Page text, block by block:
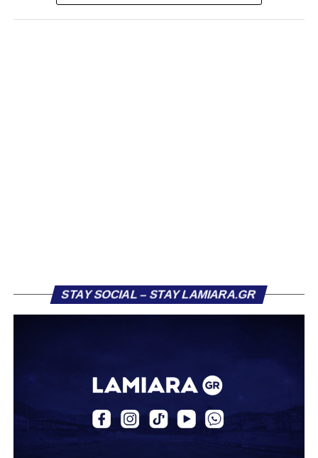
Στάγκο, οι οποίοι θα συνεχίσουν μαζί την ποδοσφαιρική
«Ο Α.Ο. Σαρωνικός Αναβύσσου ανακοινώνει την
περσινή σεζόν πραγματοποίησε γεμάτη χρονιά στη Γ’
Στο παρελθόν αγωνίστηκε στην ΑΕΚ Β’, με την οποία
κατέγραψε 10 συμμετοχές στη Super League 2, καθώς
STAY SOCIAL – STAY LAMIARA.GR